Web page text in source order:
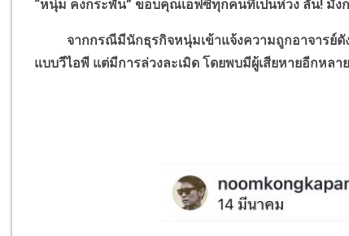
“หนุ่ม คงกระพัน” ขอบคุณเอฟซีทุกคนที่เป็นห่วง ลั่น! มัง
จากกรณีมีนักธุรกิจหนุ่มเข้าแจ้งความถูกอาจารย์ดัง
แบบวีไอพี แต่มีการล่วงละเมิด โดยพบมีผู้เสียหายอีกหลา